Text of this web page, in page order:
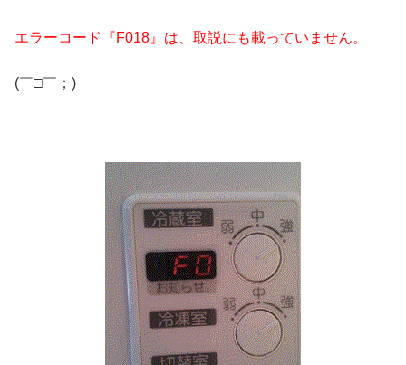
エラーコード『F018』は、取説にも載っていません。
(￣□￣；)